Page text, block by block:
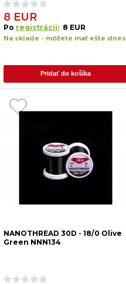
8 EUR
Po registrácii: 8 EUR
Na sklade - môžete mať ešte dnes
Pridať do košíka
NANOTHREAD 30D - 18/0 Olive
Green NNN134